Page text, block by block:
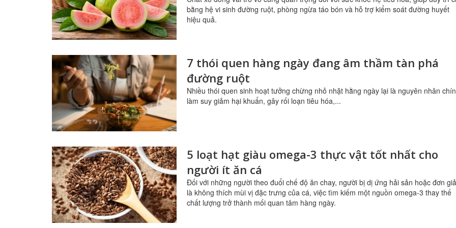
bằng hệ vi sinh đường ruột, phòng ngừa táo bón và hỗ trợ kiểm soát đường huyết
hiệu quả.
7 thói quen hàng ngày đang âm thầm tàn phá
đường ruột
Nhiều thói quen sinh hoạt tưởng chừng nhỏ nhặt hằng ngày lại là nguyên nhân
làm suy giảm hại khuẩn, gây rối loạn tiêu hóa,...
5 loạt hạt giàu omega-3 thực vật tốt nhất cho
người ít ăn cá
Đối với những người theo đuổi chế độ ăn chay, người bị dị ứng hải sản hoặc đơn
là không thích mùi vị đặc trưng của cá, việc tìm kiếm một nguồn omega-3 thay thế
chất lượng trở thành mối quan tâm hàng ngày.